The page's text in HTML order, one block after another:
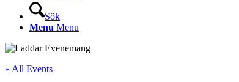
Sök
Menu Menu
« All Events